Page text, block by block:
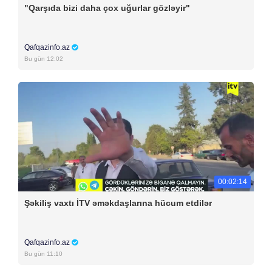
"Qarşıda bizi daha çox uğurlar gözləyir"
Qafqazinfo.az
Bu gün 12:02
00:02:14
Şəkiliş vaxtı İTV əməkdaşlarına hücum etdilər
Qafqazinfo.az
Bu gün 11:10